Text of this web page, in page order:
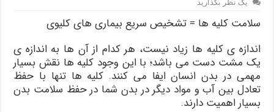
سلامت کلیه ها = تشخیص سریع بیماری های کلیوی
اندازه ی کلیه ها زیاد نیست، هر کدام از آن ها به اندازه ی
یک مشت دست می باشد؛ با این وجود کلیه ها نقش بسیار
مهمی در بدن انسان ایفا می کنند. کلیه ها تنها با حفظ
تعادل بین آب و مواد دیگر در بدن شما در حفظ سلامت بدن
بسیار اهمیت دارند.